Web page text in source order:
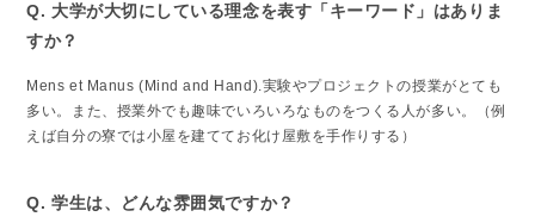
Q. 大学が大切にしている理念を表す「キーワード」はありま
すか？
Mens et Manus (Mind and Hand).実験やプロジェクトの授業がとても
多い。また、授業外でも趣味でいろいろなものをつくる人が多い。（例
えば自分の寮では小屋を建ててお化け屋敷を手作りする）
Q. 学生は、どんな雰囲気ですか？